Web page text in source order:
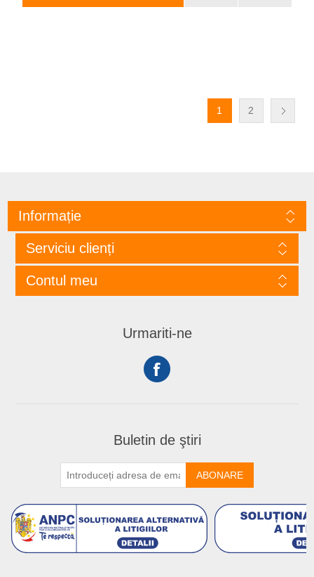
1 2
Informație
Serviciu clienți
Contul meu
Urmariti-ne
Buletin de ştiri
ABONARE